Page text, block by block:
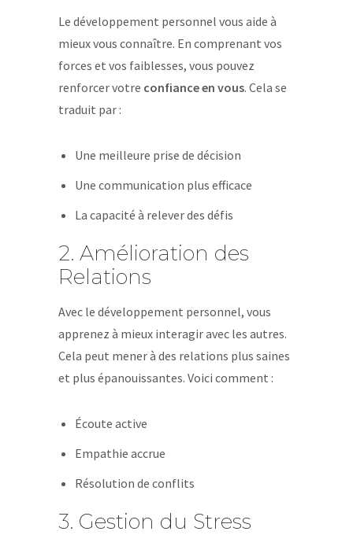
Le développement personnel vous aide à
mieux vous connaître. En comprenant vos
forces et vos faiblesses, vous pouvez
renforcer votre confiance en vous. Cela se
traduit par :
Une meilleure prise de décision
Une communication plus efficace
La capacité à relever des défis
2. Amélioration des
Relations
Avec le développement personnel, vous
apprenez à mieux interagir avec les autres.
Cela peut mener à des relations plus saines
et plus épanouissantes. Voici comment :
Écoute active
Empathie accrue
Résolution de conflits
3. Gestion du Stress